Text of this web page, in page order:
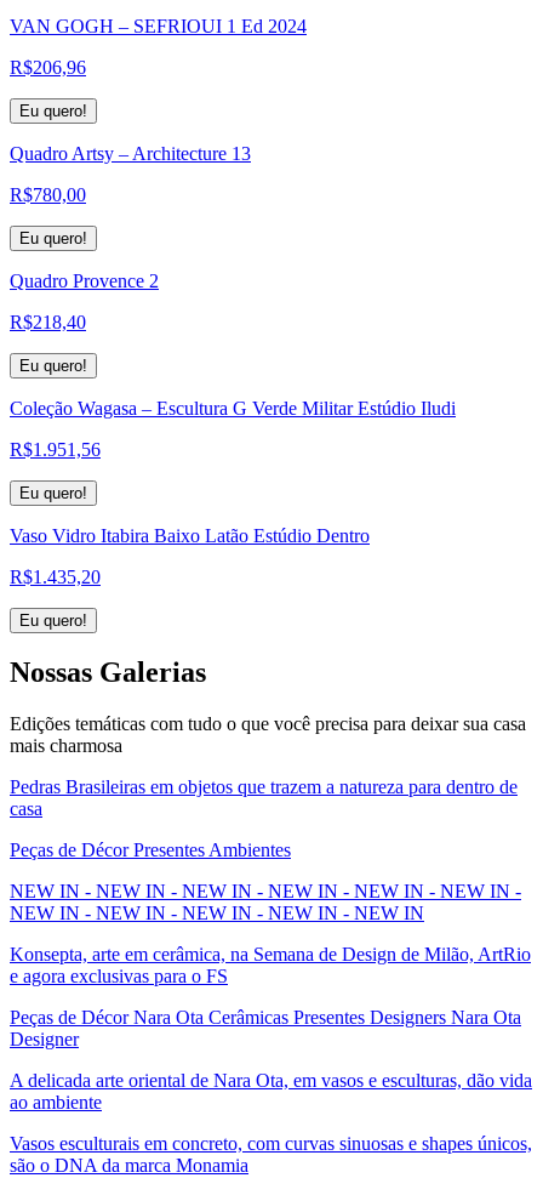
VAN GOGH – SEFRIOUI 1 Ed 2024
R$206,96
Eu quero!
Quadro Artsy – Architecture 13
R$780,00
Eu quero!
Quadro Provence 2
R$218,40
Eu quero!
Coleção Wagasa – Escultura G Verde Militar Estúdio Iludi
R$1.951,56
Eu quero!
Vaso Vidro Itabira Baixo Latão Estúdio Dentro
R$1.435,20
Eu quero!
Nossas Galerias
Edições temáticas com tudo o que você precisa para deixar sua casa
mais charmosa
Pedras Brasileiras em objetos que trazem a natureza para dentro de
casa
Peças de Décor Presentes Ambientes
NEW IN - NEW IN - NEW IN - NEW IN - NEW IN - NEW IN -
NEW IN - NEW IN - NEW IN - NEW IN - NEW IN
Konsepta, arte em cerâmica, na Semana de Design de Milão, ArtRio
e agora exclusivas para o FS
Peças de Décor Nara Ota Cerâmicas Presentes Designers Nara Ota
Designer
A delicada arte oriental de Nara Ota, em vasos e esculturas, dão vida
ao ambiente
Vasos esculturais em concreto, com curvas sinuosas e shapes únicos,
são o DNA da marca Monamia